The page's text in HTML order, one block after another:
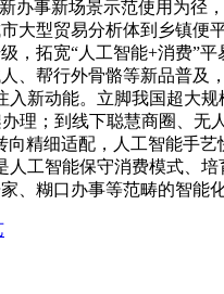
办事新场景示范使用为
大型贸易分析体到乡镇
拓宽“人工智能+消费”
、帮行外骨骼等新品普
新动能。立脚我国超大
理；到线下聪慧商圈、
精细适配，人工智能手
人工智能保守消费模式
糊口办事等范畴的智能